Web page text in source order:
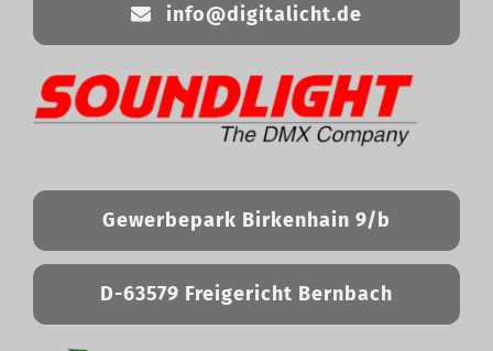
info@digitalicht.de
Gewerbepark Birkenhain 9/b
D-63579 Freigericht Bernbach